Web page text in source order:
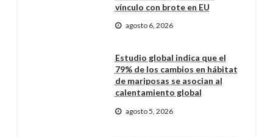
vínculo con brote en EU
agosto 6, 2026
Estudio global indica que el
79% de los cambios en hábitat
de mariposas se asocian al
calentamiento global
agosto 5, 2026